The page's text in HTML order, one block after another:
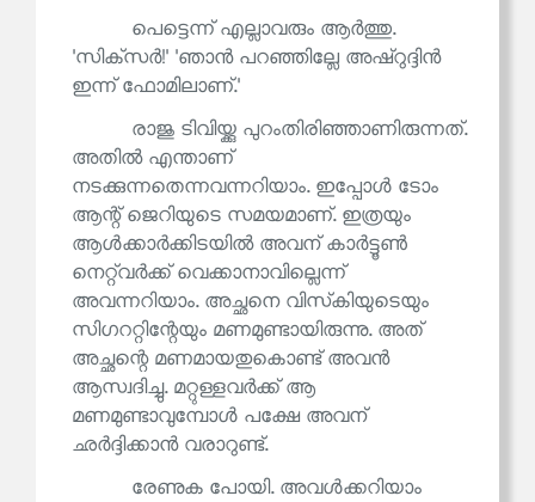
പെട്ടെന്ന് എല്ലാവരും ആർത്തു.
'സിക്‌സർ!' 'ഞാൻ പറഞ്ഞില്ലേ അഷ്‌റുദ്ദിൻ
ഇന്ന് ഫോമിലാണ്.'
രാജു ടിവിയ്ക്കു പുറംതിരിഞ്ഞാണിരുന്നത്.
അതിൽ എന്താണ്
നടക്കുന്നതെന്നവന്നറിയാം. ഇപ്പോൾ ടോം
ആന്റ് ജെറിയുടെ സമയമാണ്. ഇത്രയും
ആൾക്കാർക്കിടയിൽ അവന് കാർട്ടൂൺ
നെറ്റ്‌വർക്ക് വെക്കാനാവില്ലെന്ന്
അവന്നറിയാം. അച്ഛനെ വിസ്‌കിയുടെയും
സിഗററ്റിന്റേയും മണമുണ്ടായിരുന്നു. അത്
അച്ഛന്റെ മണമായതുകൊണ്ട് അവൻ
ആസ്വദിച്ചു. മറ്റുള്ളവർക്ക് ആ
മണമുണ്ടാവുമ്പോൾ പക്ഷേ അവന്
ഛർദ്ദിക്കാൻ വരാറുണ്ട്.
രേണുക പോയി. അവൾക്കറിയാം